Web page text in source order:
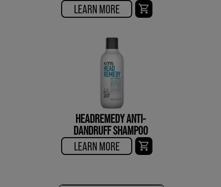
LEARN MORE
HEADREMEDY ANTI-
DANDRUFF SHAMPOO
LEARN MORE